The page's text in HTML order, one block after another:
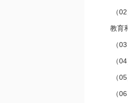
（02
教育
（03
（04
（05
（06